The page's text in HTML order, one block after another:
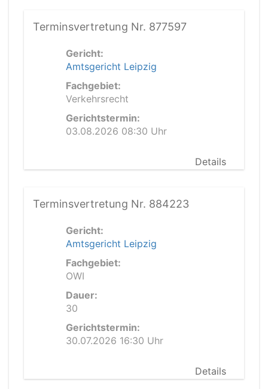
Terminsvertretung Nr. 877597
Gericht:
Amtsgericht Leipzig
Fachgebiet:
Verkehrsrecht
Gerichtstermin:
03.08.2026 08:30 Uhr
Details
Terminsvertretung Nr. 884223
Gericht:
Amtsgericht Leipzig
Fachgebiet:
OWI
Dauer:
30
Gerichtstermin:
30.07.2026 16:30 Uhr
Details